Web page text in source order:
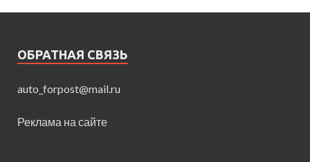
ОБРАТНАЯ СВЯЗЬ
auto_forpost@mail.ru
Реклама на сайте